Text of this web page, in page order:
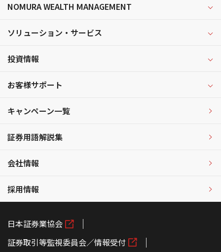
NOMURA WEALTH MANAGEMENT
ソリューション・サービス
投資情報
お客様サポート
キャンペーン一覧
証券用語解説集
会社情報
採用情報
日本証券業協会
証券取引等監視委員会／情報受付